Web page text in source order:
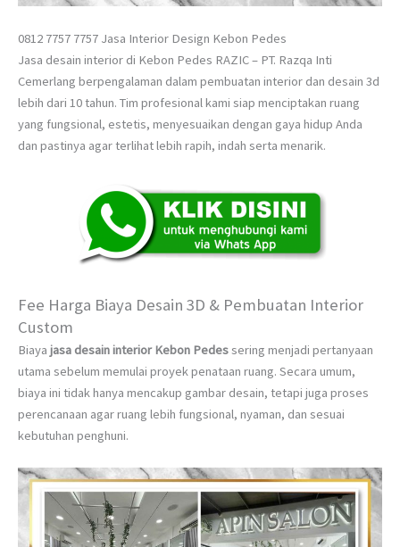
0812 7757 7757 Jasa Interior Design Kebon Pedes
Jasa desain interior di Kebon Pedes RAZIC – PT. Razqa Inti
Cemerlang berpengalaman dalam pembuatan interior dan desain 3d
lebih dari 10 tahun. Tim profesional kami siap menciptakan ruang
yang fungsional, estetis, menyesuaikan dengan gaya hidup Anda
dan pastinya agar terlihat lebih rapih, indah serta menarik.
Fee Harga Biaya Desain 3D & Pembuatan Interior
Custom
Biaya jasa desain interior Kebon Pedessering menjadi pertanyaan
utama sebelum memulai proyek penataan ruang. Secara umum,
biaya ini tidak hanya mencakup gambar desain, tetapi juga proses
perencanaan agar ruang lebih fungsional, nyaman, dan sesuai
kebutuhan penghuni.